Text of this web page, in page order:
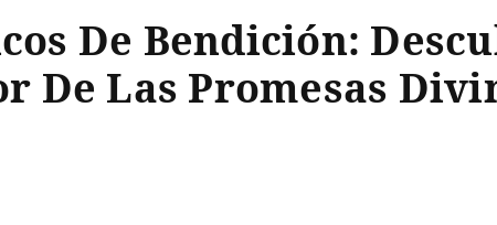
De Bendición:
De Las Promesas